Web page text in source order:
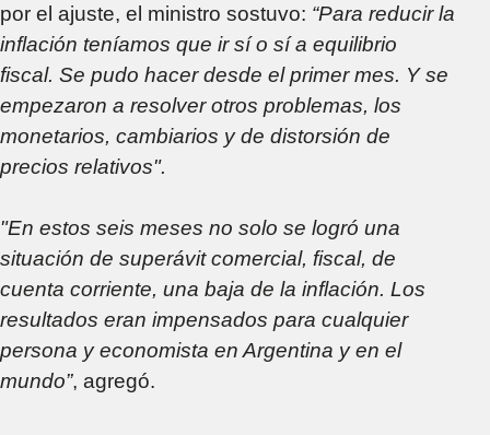
por el ajuste, el ministro sostuvo: “Para reducir la
inflación teníamos que ir sí o sí a equilibrio
fiscal. Se pudo hacer desde el primer mes. Y se
empezaron a resolver otros problemas, los
monetarios, cambiarios y de distorsión de
precios relativos".
"En estos seis meses no solo se logró una
situación de superávit comercial, fiscal, de
cuenta corriente, una baja de la inflación. Los
resultados eran impensados para cualquier
persona y economista en Argentina y en el
mundo”, agregó.